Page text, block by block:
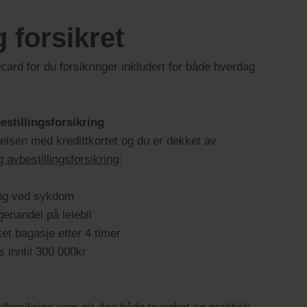
forsikret
for du forsikringer inkludert for både hverdag
med kredittkortet og du er dekket av
avbestillingsforsikring:
ved sykdom
på leiebil
bagasje etter 4 timer
inntil 300 000kr